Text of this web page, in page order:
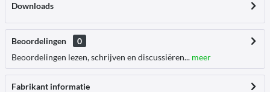
Downloads
Beoordelingen
0
Beoordelingen lezen, schrijven en discussiëren... meer
Fabrikant informatie